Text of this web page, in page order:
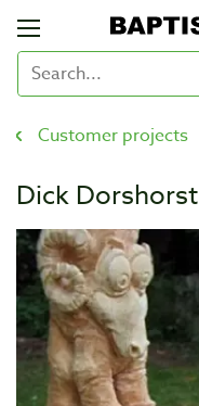
Customer projects
Dick Dorshorst